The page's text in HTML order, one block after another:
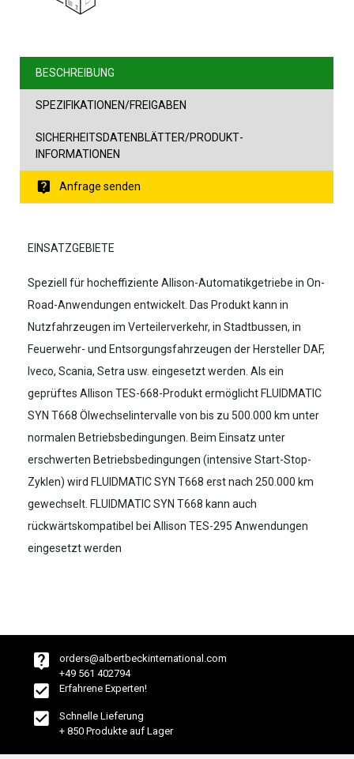
BESCHREIBUNG
SPEZIFIKATIONEN/FREIGABEN
SICHERHEITSDATENBLÄTTER/PRODUKT­
INFORMATIONEN
Anfrage senden
EINSATZGEBIETE
Speziell für hocheffiziente Allison-Automatikgetriebe in On-
Road-Anwendungen entwickelt. Das Produkt kann in
Nutzfahrzeugen im Verteilerverkehr, in Stadtbussen, in
Feuerwehr- und Entsorgungsfahrzeugen der Hersteller DAF,
Iveco, Scania, Setra usw. eingesetzt werden. Als ein
geprüftes Allison TES-668-Produkt ermöglicht FLUIDMATIC
SYN T668 Ölwechselintervalle von bis zu 500.000 km unter
normalen Betriebsbedingungen. Beim Einsatz unter
erschwerten Betriebsbedingungen (intensive Start-Stop-
Zyklen) wird FLUIDMATIC SYN T668 erst nach 250.000 km
gewechselt. FLUIDMATIC SYN T668 kann auch
rückwärtskompatibel bei Allison TES-295 Anwendungen
eingesetzt werden
orders@albertbeckinternational.com
+49 561 402794
Erfahrene Experten!
Schnelle Lieferung
+ 850 Produkte auf Lager